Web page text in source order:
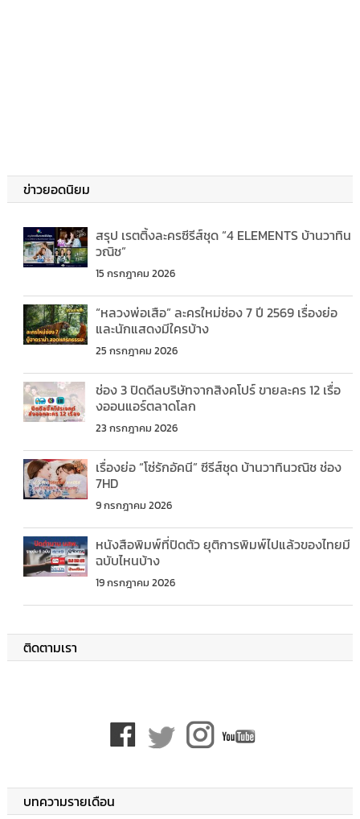
ข่าวยอดนิยม
สรุป เรตติ้งละครซีรีส์ชุด “4 ELEMENTS บ้านวาทิน
วณิช”
15 กรกฎาคม 2026
“หลวงพ่อเสือ” ละครใหม่ช่อง 7 ปี 2569 เรื่องย่อ
และนักแสดงมีใครบ้าง
25 กรกฎาคม 2026
ช่อง 3 ปิดดีลบริษัทจากสิงคโปร์ ขายละคร 12 เรื่อ
งออนแอร์ตลาดโลก
23 กรกฎาคม 2026
เรื่องย่อ “โซ่รักอัคนี” ซีรีส์ชุด บ้านวาทินวณิช ช่อง
7HD
9 กรกฎาคม 2026
หนังสือพิมพ์ที่ปิดตัว ยุติการพิมพ์ไปแล้วของไทยมี
ฉบับไหนบ้าง
19 กรกฎาคม 2026
ติดตามเรา
บทความรายเดือน